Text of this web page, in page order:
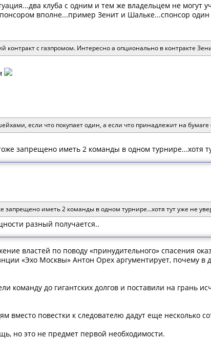
клуба с одним и тем же владельцем не могут
вполне...пример Зенит и Шальке...спонсор
контракт с газпромом. Интересно а опционально в контракте
если что покупает один, а если что принадлежит на
запрещено иметь 2 команды в одном турнире...хотя
запрещено иметь 2 команды в одном турнире...хотя тут уже не
разный получается..
властей по поводу «принудительного» спасения
«Эхо Москвы» Антон Орех аргументирует, почему в
команду до гигантских долгов и поставили на грань
вместо повестки к следователю дадут еще несколько
но это не предмет первой необходимости.